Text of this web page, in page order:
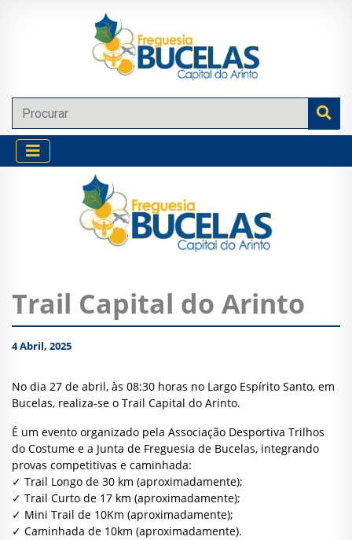
Trail Capital do Arinto
4 Abril, 2025
No dia 27 de abril, às 08:30 horas no Largo Espírito Santo, em
Bucelas, realiza-se o Trail Capital do Arinto.
É um evento organizado pela Associação Desportiva Trilhos
do Costume e a Junta de Freguesia de Bucelas, integrando
provas competitivas e caminhada:
✓ Trail Longo de 30 km (aproximadamente);
✓ Trail Curto de 17 km (aproximadamente);
✓ Mini Trail de 10Km (aproximadamente);
✓ Caminhada de 10km (aproximadamente).